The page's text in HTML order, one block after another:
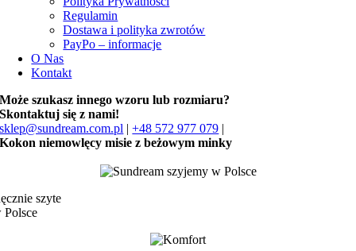
Regulamin
Dostawa i polityka zwrotów
PayPo – informacje
O Nas
Kontakt
Może szukasz innego wzoru lub rozmiaru?
Skontaktuj się z nami!
sklep@sundream.com.pl |+48 572 977 079 |
Kokon niemowlęcy misie z beżowym minky
szyte
Polsce